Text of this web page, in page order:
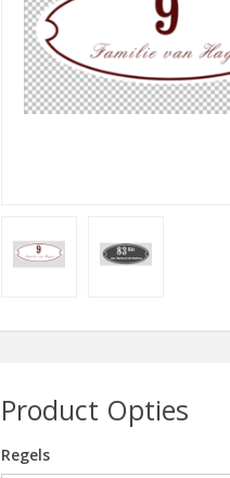
Product Opties
Regels